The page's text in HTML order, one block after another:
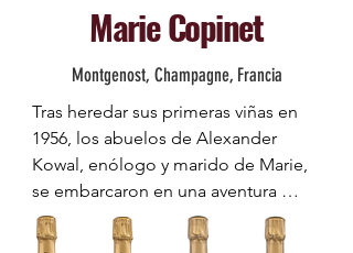
Marie Copinet
Montgenost, Champagne, Francia
Tras heredar sus primeras viñas en
1956, los abuelos de Alexander
Kowal, enólogo y marido de Marie,
se embarcaron en una aventura
comercial creando su propia marca
en Cuchery.